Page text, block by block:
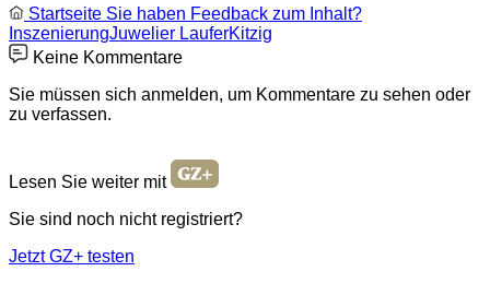
Startseite Sie haben Feedback zum Inhalt?
InszenierungJuwelier LauferKitzig
Keine Kommentare
Sie müssen sich anmelden, um Kommentare zu sehen oder
zu verfassen.
Lesen Sie weiter mit
Sie sind noch nicht registriert?
Jetzt GZ+ testen